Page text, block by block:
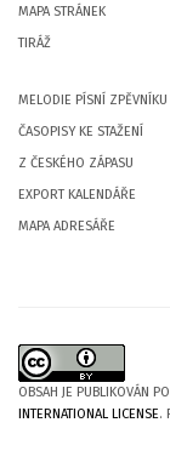
MAPA STRÁNEK
TIRÁŽ
MELODIE PÍSNÍ ZPĚVNÍKU
ČASOPISY KE STAŽENÍ
Z ČESKÉHO ZÁPASU
EXPORT KALENDÁŘE
MAPA ADRESÁŘE
OBSAH JE PUBLIKOVÁN
INTERNATIONAL LICENSE.